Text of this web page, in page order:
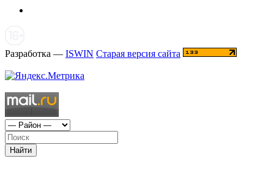
Разработка — ISWIN Старая версия сайта
Найти